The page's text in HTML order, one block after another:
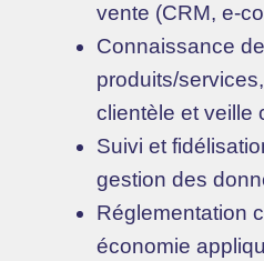
vente (CRM, e-
Connaissance de
produits/
clientèle et veille
Suivi et
gestion des
Réglementation
économie